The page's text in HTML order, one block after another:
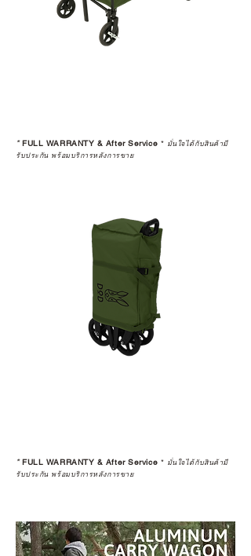
ทุกรายการให้กับผู้ที่มีประวัติการนำ
สินค้าไปขายต่อ (Resell)
*FULL WARRANTY & After Service * มั่นใจได้กับสินค้ามี
รับประกัน พร้อมบริการหลังการขาย
*FULL WARRANTY & After Service * มั่นใจได้กับสินค้ามี
รับประกัน พร้อมบริการหลังการขาย